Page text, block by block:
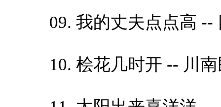
09. 我的丈夫点点高 --
10. 桧花几时开 -- 川